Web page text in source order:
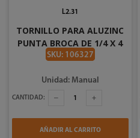
TORNILLO PARA ALUZINC
PUNTA BROCA DE 1/4 X 4
PLG
SKU: 106327
L2.31
Unidad: Manual
CANTIDAD:
AÑADIR AL CARRITO